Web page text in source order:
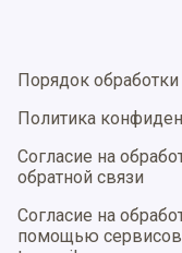
Порядок
Политика
Согласие на
обратной связи
Согласие на
помощью сервисов